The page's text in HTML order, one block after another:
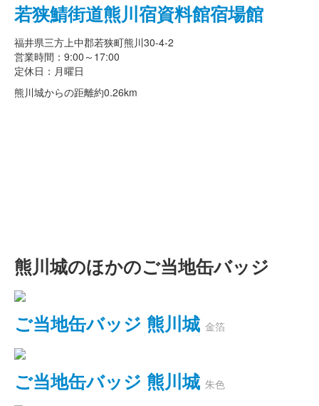
若狭鯖街道熊川宿資料館宿場館
福井県三方上中郡若狭町熊川30-4-2
営業時間：9:00～17:00
定休日：月曜日
熊川城からの距離約0.26km
熊川城のほかのご当地缶バッジ
ご当地缶バッジ 熊川城 金箔
ご当地缶バッジ 熊川城 朱色